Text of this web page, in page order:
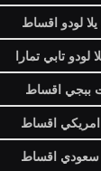
لودو اقساط
لودو تابي تمارا
ببجي اقساط
امريكي اقساط
سعودي اقساط